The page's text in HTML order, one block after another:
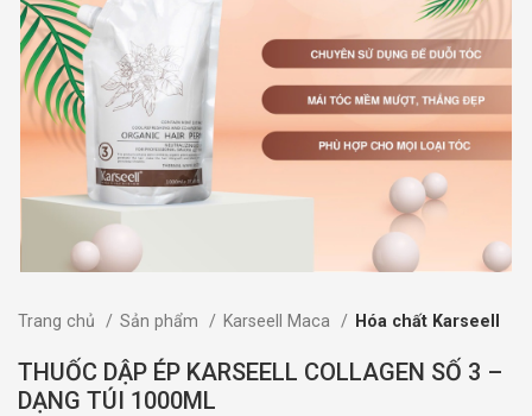
Trang chủ Sản phẩm Karseell Maca Hóa chất Karseell
THUỐC DẬP ÉP KARSEELL COLLAGEN SỐ 3 –
DẠNG TÚI 1000ML